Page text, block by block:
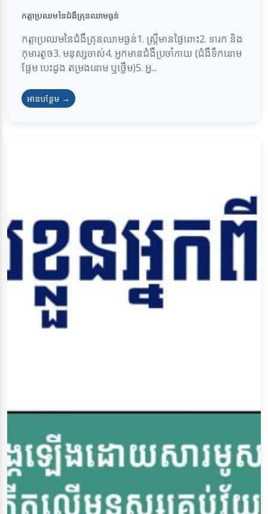
កត្តាប្រឈមនៃជំងឺគ្រុនឈាមធ្ងន់
កត្តាប្រឈមនៃជំងឺគ្រុនឈាមធ្ងន់1. ស្ត្រីមានផ្ទៃពោះ2. ទារក និង
កុមារតូច3. មនុស្សចាស់4. អ្នកមានជំងឺប្រចាំកាយ (ជំងឺទឹកនោម
ផ្អែម បេះដូង តម្រងនោម ឬថ្លើម)5. អ្ន...
អានបន្ថែម →